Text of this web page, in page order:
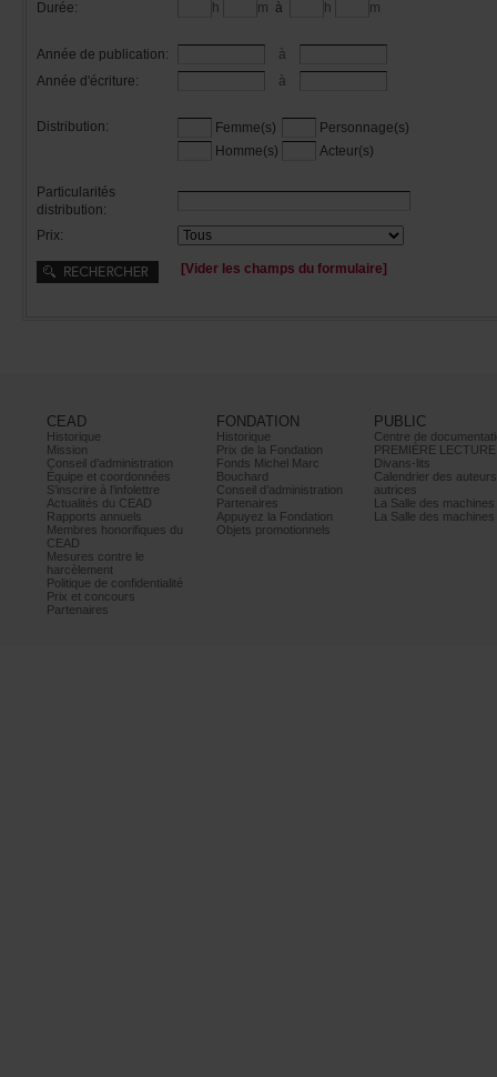
Durée: h m à h m
Annéedepublication:
à
Annéed'écriture:
à
Distribution: Femme(s)
Personnage(s)
Homme(s)
Acteur(s)
Particularités
distribution:
Prix:
[Viderleschampsduformulaire]
CEAD
Historique
Mission
Conseild’administration
Équipeetcoordonnées
S’inscrireàl’infolettre
ActualitésduCEAD
Rapportsannuels
Membreshonorifiquesdu
CEAD
Mesurescontrele
harcèlement
Politiquedeconfidentialité
Prixetconcours
Partenaires
FONDATION
Historique
PrixdelaFondation
FondsMichelMarc
Bouchard
Conseild’administration
Partenaires
AppuyezlaFondation
Objetspromotionnels
PUBLIC
PREMIÈRELECTURE
Divans-lits
autrices